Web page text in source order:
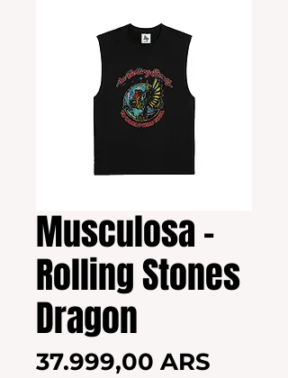
Musculosa -
Rolling Stones
Dragon
37.999,00 ARS